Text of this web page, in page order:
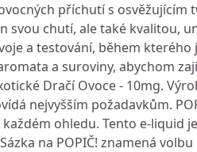
příchutí s osvěžujícím
svou chutí, ale také kvalitou,
a testování, během
a suroviny, abychom
Dračí Ovoce - 10mg.
nejvyšším požadavkům.
každém ohledu. Tento e-liquid
na POPIČ! znamená